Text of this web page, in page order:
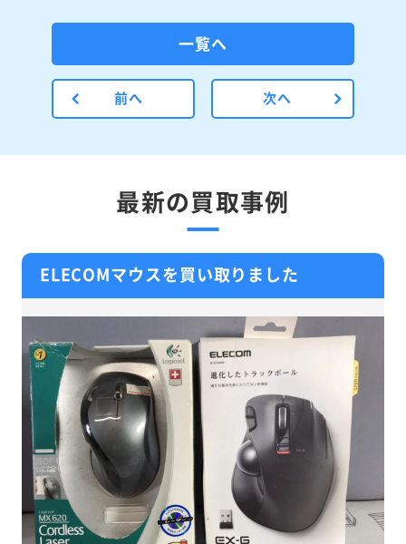
前へ
一覧へ
次へ
最新の買取事例
ELECOMマウスを買い取りました